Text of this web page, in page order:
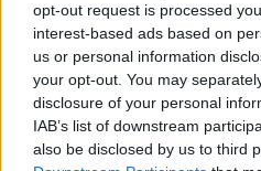
opt-out request is processed
interest-based ads based on
us or personal information
your opt-out. You may
disclosure of your personal
IAB’s list of downstream
also be disclosed by us to third